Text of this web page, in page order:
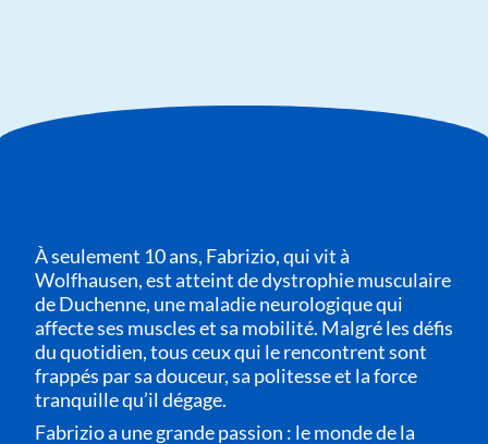
À seulement 10 ans, Fabrizio, qui vit à
Wolfhausen, est atteint de dystrophie musculaire
de Duchenne, une maladie neurologique qui
affecte ses muscles et sa mobilité. Malgré les défis
du quotidien, tous ceux qui le rencontrent sont
frappés par sa douceur, sa politesse et la force
tranquille qu’il dégage.
Fabrizio a une grande passion : le monde de la